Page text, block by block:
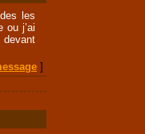
les
ou j’ai
devant
]